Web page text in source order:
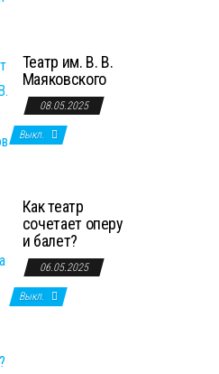
Театр им. В. В.
Маяковского
08.05.2025
Выкл.
Как театр
сочетает оперу
и балет?
06.05.2025
Выкл.